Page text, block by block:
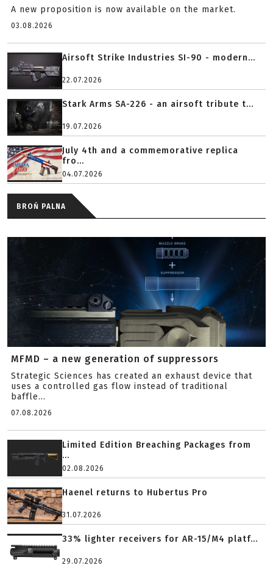
A new proposition is now available on the market.
03.08.2026
Airsoft Strike Industries SI-90 - modern...
22.07.2026
Stark Arms SA-226 - an airsoft tribute t...
19.07.2026
July 4th and a commemorative replica
fro...
04.07.2026
BROŃ PALNA
MFMD – a new generation of suppressors
Strategic Sciences has created an exhaust device that
uses a controlled gas flow instead of traditional
baffle...
07.08.2026
Limited Edition Breaching Packages from
...
02.08.2026
Haenel returns to Hubertus Pro
31.07.2026
33% lighter receivers for AR-15/M4 platf...
29.07.2026